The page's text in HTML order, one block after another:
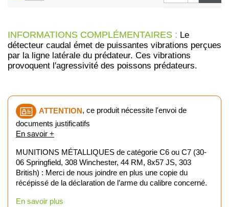
INFORMATIONS COMPLÉMENTAIRES : Le
détecteur caudal émet de puissantes vibrations perçues
par la ligne latérale du prédateur. Ces vibrations
provoquent l'agressivité des poissons prédateurs.
ATTENTION, ce produit nécessite l'envoi de
documents justificatifs
En savoir +
MUNITIONS MÉTALLIQUES de catégorie C6 ou C7 (30-
06 Springfield, 308 Winchester, 44 RM, 8x57 JS, 303
British) : Merci de nous joindre en plus une copie du
récépissé de la déclaration de l’arme du calibre concerné.
En savoir plus